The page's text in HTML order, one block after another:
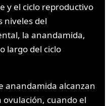
y el ciclo reproductivo
niveles del
la anandamida,
largo del ciclo
anandamida alcanzan
cuando el